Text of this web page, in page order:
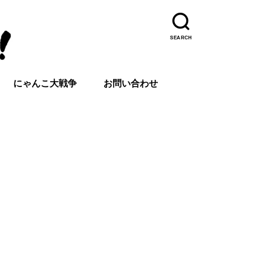
SEARCH
にゃんこ大戦争 お問い合わせ